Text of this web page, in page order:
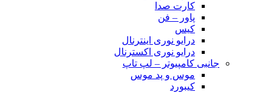
کارت صدا
پاور – فن
کیس
درایو نوری اینترنال
درایو نوری اکسترنال
جانبی کامپیوتر – لپ تاپ
موس و پد موس
کیبورد